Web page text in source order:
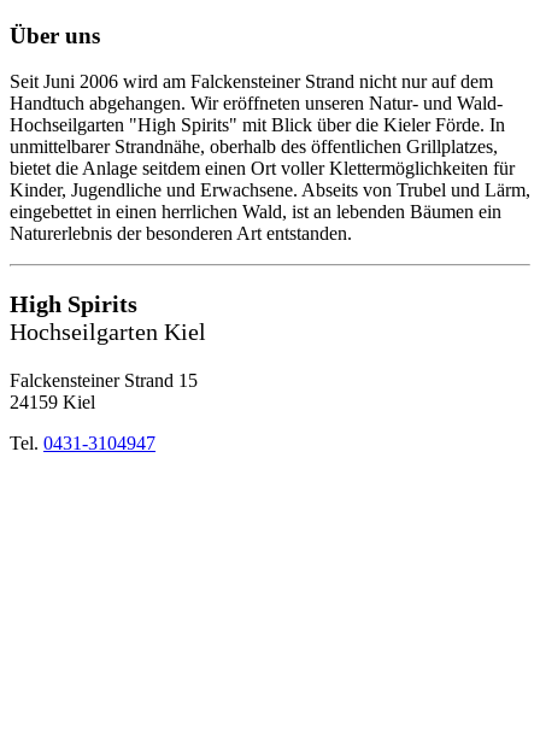
Über uns
Seit Juni 2006 wird am Falckensteiner Strand nicht nur auf dem
Handtuch abgehangen. Wir eröffneten unseren Natur- und Wald-
Hochseilgarten "High Spirits" mit Blick über die Kieler Förde. In
unmittelbarer Strandnähe, oberhalb des öffentlichen Grillplatzes,
bietet die Anlage seitdem einen Ort voller Klettermöglichkeiten für
Kinder, Jugendliche und Erwachsene. Abseits von Trubel und Lärm,
eingebettet in einen herrlichen Wald, ist an lebenden Bäumen ein
Naturerlebnis der besonderen Art entstanden.
High Spirits
Hochseilgarten Kiel
Falckensteiner Strand 15
24159 Kiel
Tel. 0431-3104947